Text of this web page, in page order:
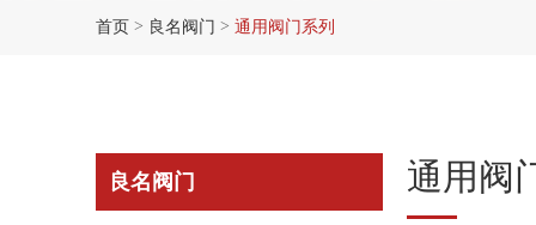
首页 > 良名阀门 > 通用阀门系列
通用阀
良名阀门